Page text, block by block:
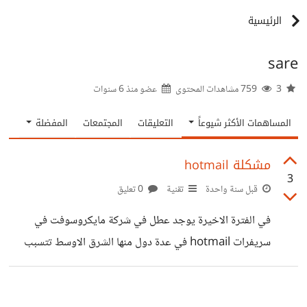
الرئيسية
sare
عضو منذ6 سنوات
المساهمات الأكثر شيوعاً التعليقات المجتمعات المفضلة
3
مشكلة hotmail
قبل سنة واحدة تقنية
في الفترة الاخيرة يوجد عطل في شركة مايكروسوفت في
سريفرات hotmail في عدة دول منها الشرق الاوسط تتسبب
بعدم مقدرة الشخص الى دخول الحساب ومن يومين اعلنو ان